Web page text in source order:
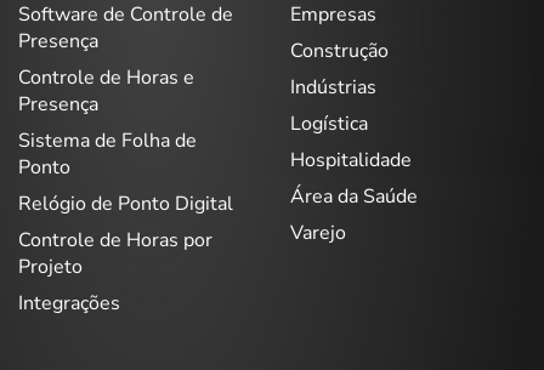
Software de Controle de
Presença
Controle de Horas e
Presença
Sistema de Folha de
Ponto
Relógio de Ponto Digital
Controle de Horas por
Projeto
Integrações
Empresas
Construção
Indústrias
Logística
Hospitalidade
Área da Saúde
Varejo